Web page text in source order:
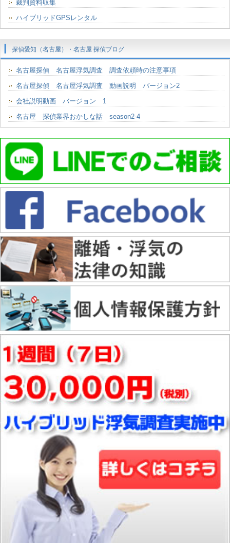
裁判資料収集
ハイブリッドGPSレンタル
探偵愛知（名古屋）・名古屋 探偵ブログ
名古屋探偵 名古屋浮気調査 調査依頼時の注意事項
名古屋探偵 名古屋浮気調査 動画説明 バージョン2
会社説明動画 バージョン 1
名古屋 探偵業界おかしな話 season2-4